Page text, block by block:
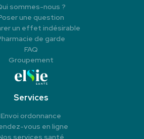
sommes-nous ?
une question
un effet indésirable
de garde
FAQ
Groupement
Services
Envoi ordonnance
vous en ligne
services santé